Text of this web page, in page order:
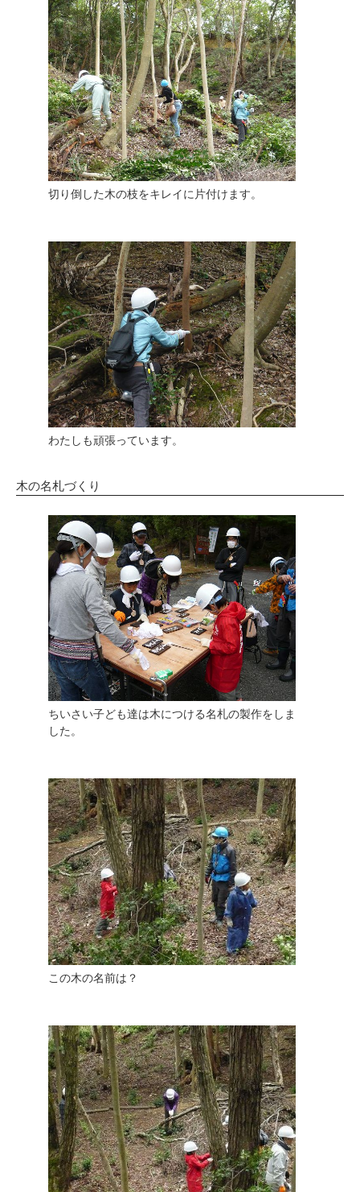
切り倒した木の枝をキレイに片付けます。
わたしも頑張っています。
木の名札づくり
ちいさい子ども達は木につける名札の製作をしま
した。
この木の名前は？